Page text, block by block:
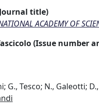
title)
ACADEMY OF
(Issue number
G., Tesco; N., Galeotti;